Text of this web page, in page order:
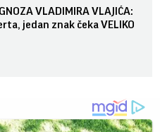
VLADIMIRA VLAJIĆA:
jedan znak čeka VELIKO